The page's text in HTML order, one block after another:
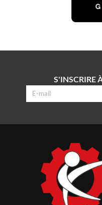
S'INSCRIRE